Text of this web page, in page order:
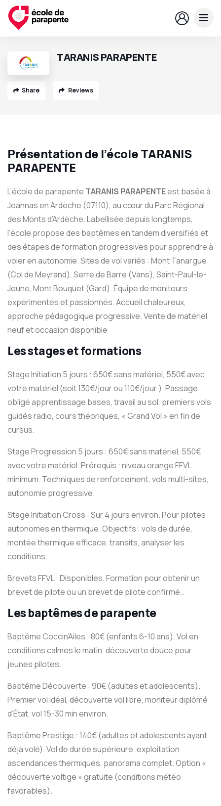
TARANIS PARAPENTE
Share Reviews
Présentation de l’école TARANIS
PARAPENTE
L’école de parapente TARANIS PARAPENTEest basée à
Joannas en Ardèche (07110), au cœur du Parc Régional
des Monts d’Ardèche. Labellisée depuis longtemps,
l’école propose des baptêmes en tandem diversifiés et
des étapes de formation progressives pour apprendre à
voler en autonomie. Sites de vol variés : Mont Tanargue
(Col de Meyrand), Serre de Barre (Vans), Saint-Paul-le-
Jeune, Mont Bouquet (Gard). Équipe de moniteurs
expérimentés et passionnés. Accueil chaleureux,
approche pédagogique progressive. Vente de matériel
neuf et occasion disponible
Les stages et formations
Stage Initiation 5 jours : 650€ sans matériel, 550€ avec
votre matériel (soit 130€/jour ou 110€/jour ). Passage
obligé apprentissage bases, travail au sol, premiers vols
guidés radio, cours théoriques, « Grand Vol » en fin de
cursus.
Stage Progression 5 jours : 650€ sans matériel, 550€
avec votre matériel. Prérequis : niveau orange FFVL
minimum. Techniques de renforcement, vols multi-sites,
autonomie progressive.
Stage Initiation Cross : Sur 4 jours environ. Pour pilotes
autonomes en thermique. Objectifs : vols de durée,
montée thermique efficace, transits, analyser les
conditions.
Brevets FFVL : Disponibles. Formation pour obtenir un
brevet de pilote ou un brevet de pilote confirmé..
Les baptêmes de parapente
Baptême Coccin’Ailes : 80€ (enfants 6-10 ans). Vol en
conditions calmes le matin, découverte douce pour
jeunes pilotes.
Baptême Découverte : 90€ (adultes et adolescents).
Premier vol idéal, découverte vol libre, moniteur diplômé
d’État, vol 15-30 min environ.
Baptême Prestige : 140€ (adultes et adolescents ayant
déjà volé). Vol de durée supérieure, exploitation
ascendances thermiques, panorama complet. Option «
découverte voltige » gratuite (conditions météo
favorables).